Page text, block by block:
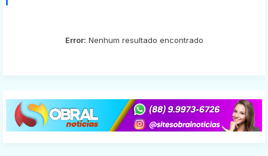
Error: Nenhum resultado encontrado